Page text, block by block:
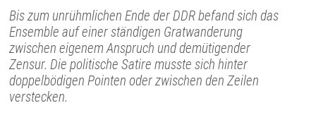
Bis zum unrühmlichen Ende der DDR befand sich das
Ensemble auf einer ständigen Gratwanderung
zwischen eigenem Anspruch und demütigender
Zensur. Die politische Satire musste sich hinter
doppelbödigen Pointen oder zwischen den Zeilen
verstecken.